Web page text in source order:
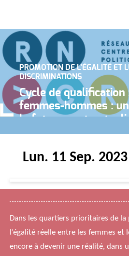
PROMOTION DE L’ÉGALITÉ ET
DISCRIMINATIONS
Cycle de qualification
femmes-hommes :
la future
politique de la ville
Lun. 11 Sep. 2023
Dans les quartiers prioritaires de
l’égalité réelle entre les femmes et
encore à devenir une réalité, dans